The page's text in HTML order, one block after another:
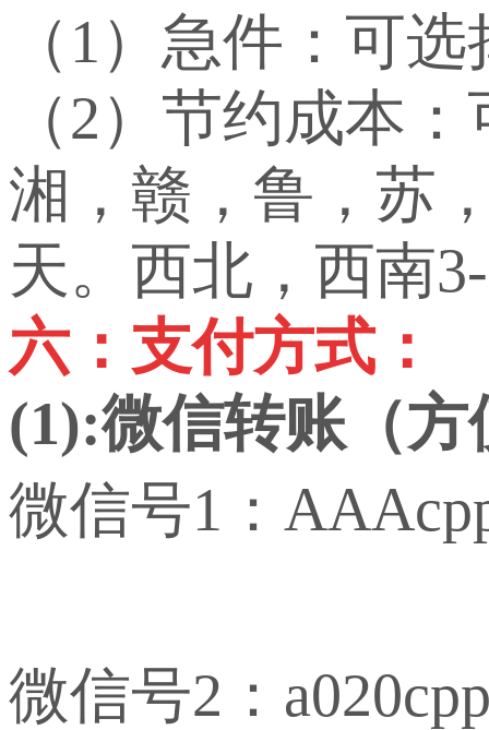
（1）急件：可
（2）节约成本
湘，赣，鲁，苏
天。西北，西南
六：支付方式：
(1):微信转账（方
微信号1：
微信号2：